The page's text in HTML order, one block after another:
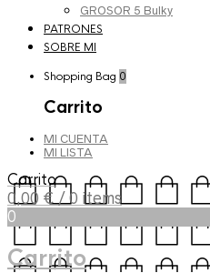
GROSOR 5 Bulky
PATRONES
SOBRE MI
Shopping Bag 0
Carrito
MI CUENTA
MI LISTA
Carrito
0,00 € / 0 items
0
Carrito